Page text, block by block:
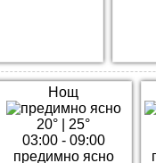
Нощ
20°
25°
03:00 - 09:00
предимно ясно